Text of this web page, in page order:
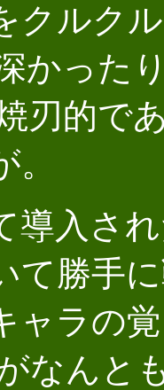
クルク
かった
刃的で
導入さ
て勝手
ャラの
なんと